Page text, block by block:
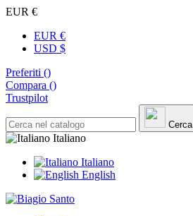
EUR €
EUR €
USD $
Preferiti ()
Compara ()
Trustpilot
Cerca
Italiano
Italiano
English